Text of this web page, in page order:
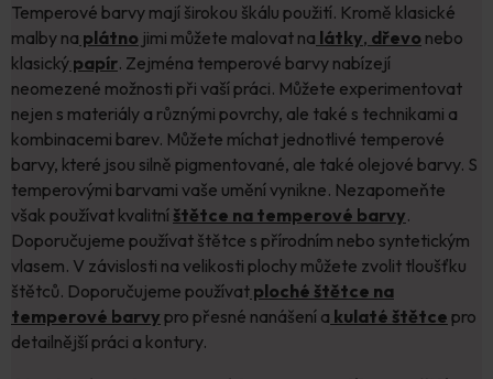
Temperové barvy mají širokou škálu použití. Kromě klasické
malby na plátno jimi můžete malovat na látky, dřevo nebo
klasický papír. Zejména temperové barvy nabízejí
neomezené možnosti při vaší práci. Můžete experimentovat
nejen s materiály a různými povrchy, ale také s technikami a
kombinacemi barev. Můžete míchat jednotlivé temperové
barvy, které jsou silně pigmentované, ale také olejové barvy. S
temperovými barvami vaše umění vynikne. Nezapomeňte
však používat kvalitníštětce na temperové barvy.
Doporučujeme používat štětce s přírodním nebo syntetickým
vlasem. V závislosti na velikosti plochy můžete zvolit tloušťku
štětců. Doporučujeme používat ploché štětce na
temperové barvy pro přesné nanášení a kulaté štětce pro
detailnější práci a kontury.